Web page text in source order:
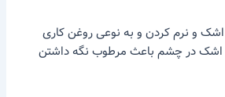
و نرم کردن و به نوعی روغن کاری
اشک در چشم باعث مرطوب نگه داشتن